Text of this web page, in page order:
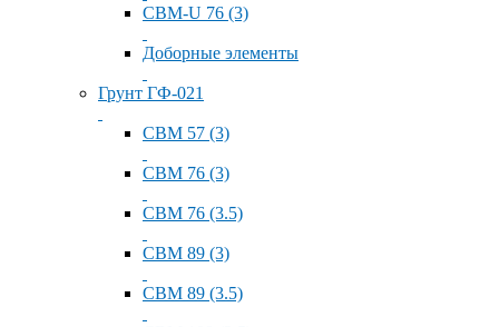
СВМ-U 76 (3)
Доборные элементы
Грунт ГФ-021
СВМ 57 (3)
СВМ 76 (3)
СВМ 76 (3.5)
СВМ 89 (3)
СВМ 89 (3.5)